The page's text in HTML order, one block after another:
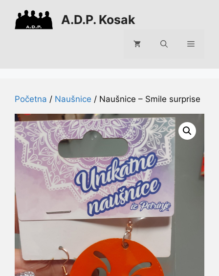
sadržaj
A.D.P. Kosak
Početna / Naušnice / Naušnice – Smile surprise